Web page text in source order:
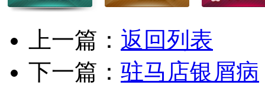
上一篇： 返回列表
下一篇： 驻马店银屑病